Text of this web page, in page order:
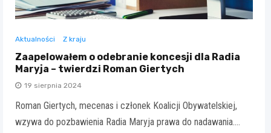
Aktualności Z kraju
Zaapelowałem o odebranie koncesji dla Radia
Maryja – twierdzi Roman Giertych
19 sierpnia 2024
Roman Giertych, mecenas i członek Koalicji Obywatelskiej,
wzywa do pozbawienia Radia Maryja prawa do nadawania.…